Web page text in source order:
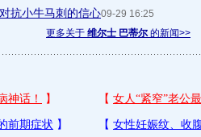
抗小牛马刺的信心09-29 16:25
更多关于 维尔士 巴蒂尔 的新闻>>